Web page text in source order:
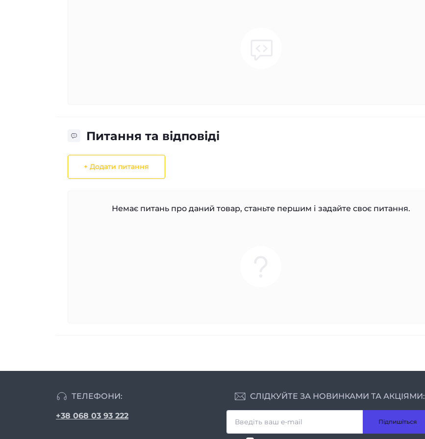
Питання та відповіді
+ Додати питання
Немає питань про даний товар, станьте першим і задайте своє питання.
ТЕЛЕФОНИ:
+38 068 03 93 222
СЛІДКУЙТЕ ЗА НОВИНКАМИ ТА АКЦІЯМИ:
Підпишіться